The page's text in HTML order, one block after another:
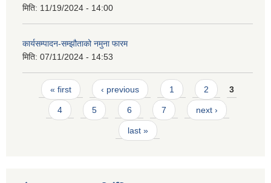
मिति: 11/19/2024 - 14:00
कार्यसम्पादन-सम्झौताको नमुना फारम
मिति: 07/11/2024 - 14:53
Pages
« first ‹ previous 1 2 3
4 5 6 7 next ›
last »